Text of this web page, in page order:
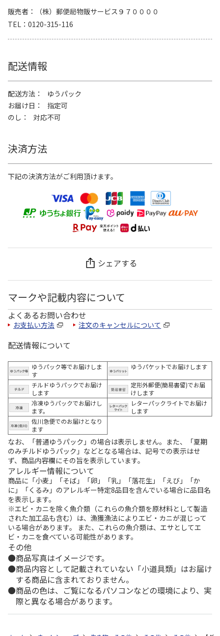
販売者
（株）郵便局物販サービス９７００００
TEL
0120-315-116
配送情報
配送方法
ゆうパック
お届け日
指定可
のし
対応不可
決済方法
下記の決済方法がご利用頂けます。
シェアする
マークや記載内容について
よくあるお問い合わせ
お支払い方法 注文のキャンセルについて
配送情報について
ゆうパック等でお届けしま
す
ゆうパケットでお届けします
チルドゆうパックでお届け
します
定形外郵便(簡易書留)でお届
けします
冷凍ゆうパックでお届けし
ます。
レターパックライトでお届け
します
佐川急便でのお届けとなり
ます
なお、「普通ゆうパック」の場合は表示しません。また、「夏期
のみチルドゆうパック」などとなる場合は、記号での表示はせ
ず、商品内容欄にその旨を表示しています。
アレルギー情報について
商品に「小麦」「そば」「卵」「乳」「落花生」「えび」「か
に」「くるみ」のアレルギー特定8品目を含んでいる場合に品目名
を表示します。
※エビ・カニを除く魚介類（これらの魚介類を原材料として製造
された加工品も含む）は、漁獲漁法によりエビ・カニが混じって
いる場合があります。 また、これらの魚介類は、エサとしてエ
ビ・カニを食べている可能性があります。
その他
商品写真はイメージです。
商品内容として記載されていない「小道具類」はお届け
する商品に含まれておりません。
商品の色は、ご覧になるパソコンなどの環境により、実
際と異なる場合があります。